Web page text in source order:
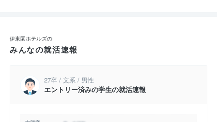
伊東園ホテルズの
みんなの就活速報
27卒 / 文系 / 男性
エントリー済みの学生の就活速報